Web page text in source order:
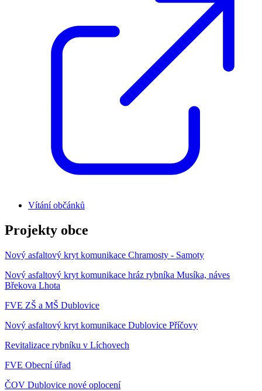
Vítání občánků
Projekty obce
Nový asfaltový kryt komunikace Chramosty - Samoty
Nový asfaltový kryt komunikace hráz rybníka Musíka, náves
Břekova Lhota
FVE ZŠ a MŠ Dublovice
Nový asfaltový kryt komunikace Dublovice Příčovy
Revitalizace rybníku v Líchovech
FVE Obecní úřad
ČOV Dublovice nové oplocení